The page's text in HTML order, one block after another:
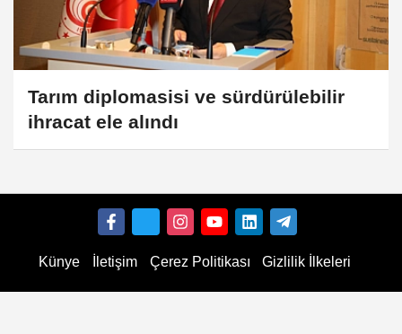
Tarım diplomasisi ve sürdürülebilir
ihracat ele alındı
Künye İletişim Çerez Politikası Gizlilik İlkeleri